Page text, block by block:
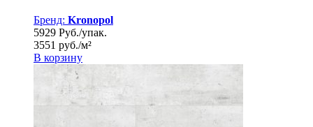
Бренд: Kronopol
5929 Руб./упак.
3551 руб./м²
В корзину